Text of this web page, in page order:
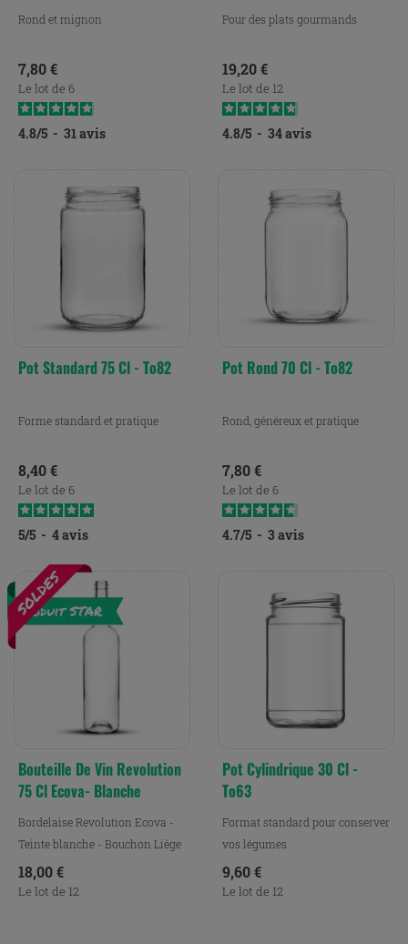
Rond et mignon
Prix
7,80 €
Le lot de 6
4.8/5 - 31avis
Pour des plats gourmands
Prix
19,20 €
Le lot de 12
4.8/5 - 34avis
Pot Standard 75 Cl - To82
Forme standard et pratique
Prix
8,40 €
Le lot de 6
5/5 - 4avis
Pot Rond 70 Cl - To82
Rond, généreux et pratique
Prix
7,80 €
Le lot de 6
4.7/5 - 3 avis
Bouteille De Vin Revolution
75 Cl Ecova- Blanche
Bordelaise Revolution Ecova -
Teinte blanche - Bouchon Liège
Prix
18,00 €
Le lot de 12
Pot Cylindrique 30 Cl -
To63
Format standard pour conserver
vos légumes
Prix
9,60 €
Le lot de 12